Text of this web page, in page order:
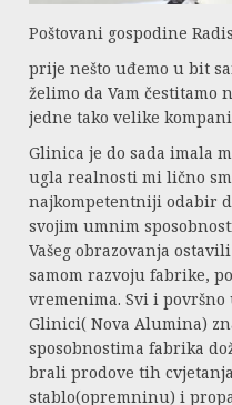
Poštovani gospodine
prije nešto uđemo u bit
želimo da Vam čestitamo
jedne tako velike
Glinica je do sada imala
ugla realnosti mi lično
najkompetentniji odabir
svojim umnim
Vašeg obrazovanja
samom razvoju fabrike,
vremenima. Svi i
Glinici( Nova Alumina)
sposobnostima fabrika
brali prodove tih
stablo(opremninu) i